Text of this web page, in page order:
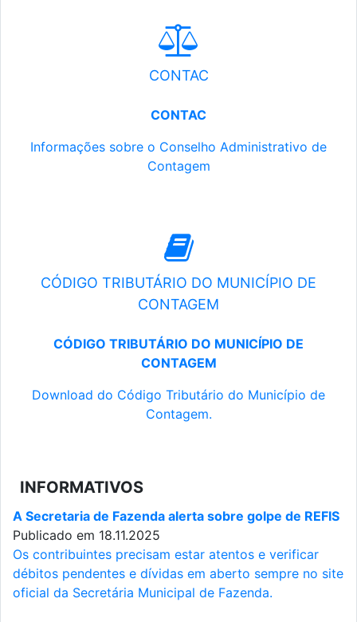
CONTAC
CONTAC
Informações sobre o Conselho Administrativo de
Contagem
CÓDIGO TRIBUTÁRIO DO MUNICÍPIO DE
CONTAGEM
CÓDIGO TRIBUTÁRIO DO MUNICÍPIO DE
CONTAGEM
Download do Código Tributário do Município de
Contagem.
INFORMATIVOS
A Secretaria de Fazenda alerta sobre golpe de REFIS
Publicado em 18.11.2025
Os contribuintes precisam estar atentos e verificar
débitos pendentes e dívidas em aberto sempre no site
oficial da Secretária Municipal de Fazenda.